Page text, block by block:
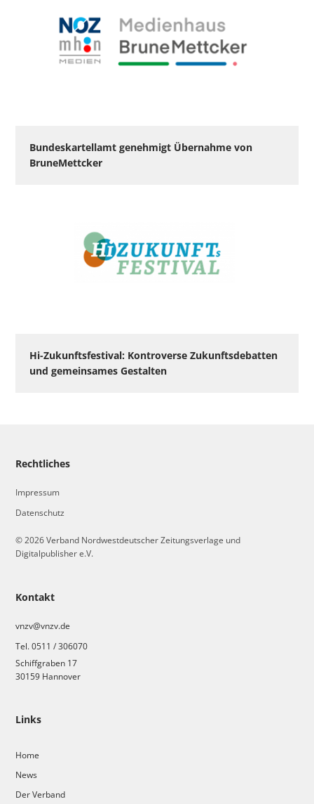
Bundeskartellamt genehmigt Übernahme von
BruneMettcker
Hi-Zukunftsfestival: Kontroverse Zukunftsdebatten
und gemeinsames Gestalten
Links
Home
News
Der Verband
Kontakt
vnzv@vnzv.de
Tel. 0511 / 306070
Schiffgraben 17
30159 Hannover
Rechtliches
Impressum
Datenschutz
© 2026 Verband Nordwestdeutscher Zeitungsverlage und
Digitalpublisher e.V.